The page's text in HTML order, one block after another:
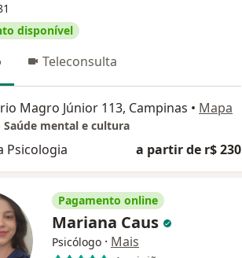
disponível
Teleconsulta
Magro Júnior 113, Campinas • Mapa
Saúde mental e cultura
Psicologia a partir de r$ 230
Pagamento online
Mariana Caus
Psicólogo · Mais